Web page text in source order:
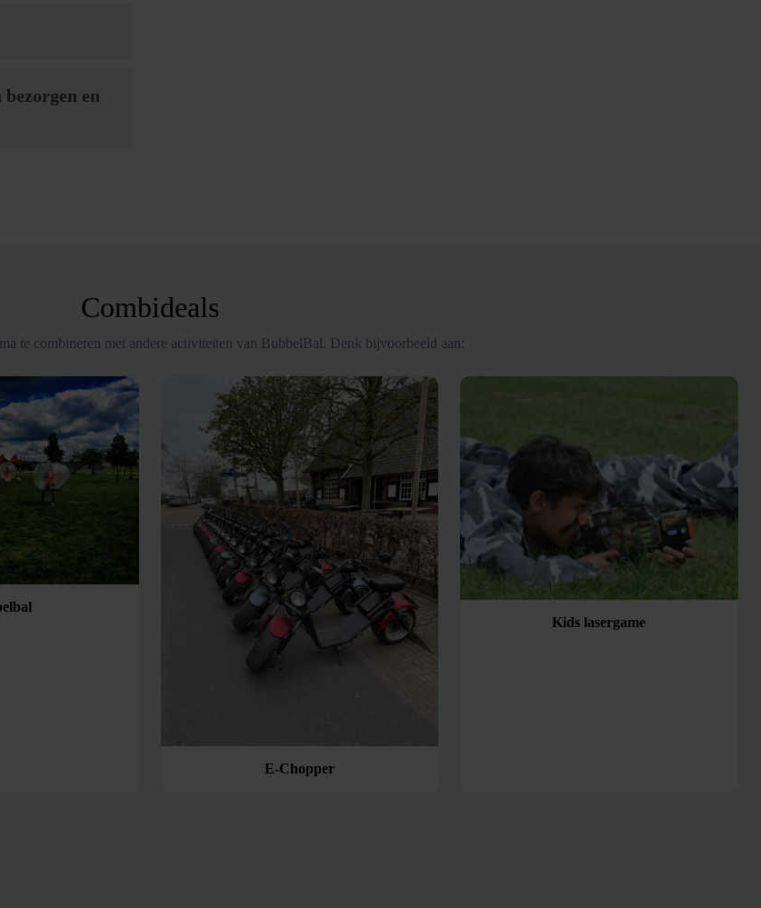
en
Combideals
te combineren met andere activiteiten van BubbelBal. Denk bijvoorbeeld aan:
E-Chopper
Kids lasergame